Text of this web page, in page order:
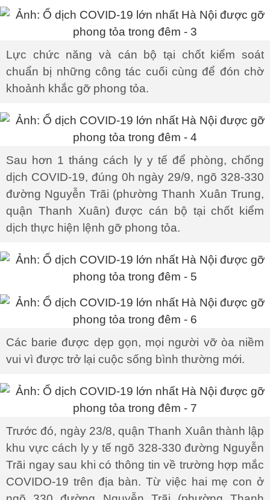
Lực chức năng và cán bộ tại chốt kiểm soát
chuẩn bị những công tác cuối cùng để đón chờ
khoảnh khắc gỡ phong tỏa.
Sau hơn 1 tháng cách ly y tế để phòng, chống
dịch COVID-19, đúng 0h ngày 29/9, ngõ 328-330
đường Nguyễn Trãi (phường Thanh Xuân Trung,
quận Thanh Xuân) được cán bộ tại chốt kiểm
dịch thực hiện lệnh gỡ phong tỏa.
Các barie được dẹp gọn, mọi người vỡ òa niềm
vui vì được trở lại cuộc sống bình thường mới.
Trước đó, ngày 23/8, quận Thanh Xuân thành lập
khu vực cách ly y tế ngõ 328-330 đường Nguyễn
Trãi ngay sau khi có thông tin về trường hợp mắc
COVIDO-19 trên địa bàn. Từ việc hai mẹ con ở